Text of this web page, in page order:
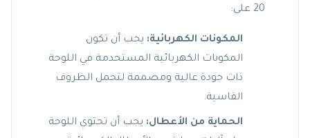
20 على:
المكونات الكهربائية: يجب أن تكون
المكونات الكهربائية المستخدمة في اللوحة
ذات جودة عالية ومصممة لتحمل الظروف
القاسية.
الحماية من الأعطال: يجب أن تحتوي اللوحة